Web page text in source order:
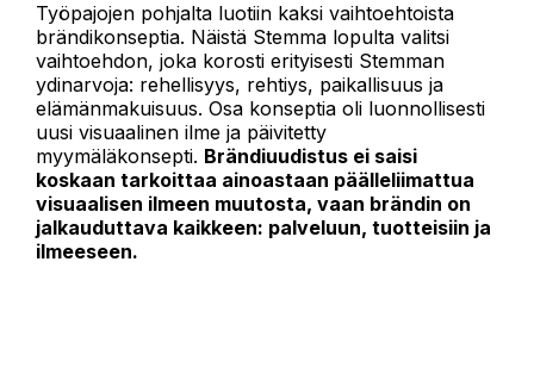
Työpajojen pohjalta luotiin kaksi vaihtoehtoista
brändikonseptia. Näistä Stemma lopulta valitsi
vaihtoehdon, joka korosti erityisesti Stemman
ydinarvoja: rehellisyys, rehtiys, paikallisuus ja
elämänmakuisuus. Osa konseptia oli luonnollisesti
uusi visuaalinen ilme ja päivitetty
myymäläkonsepti. Brändiuudistus ei saisi
koskaan tarkoittaa ainoastaan päälleliimattua
visuaalisen ilmeen muutosta, vaan brändin on
jalkauduttava kaikkeen: palveluun, tuotteisiin ja
ilmeeseen.